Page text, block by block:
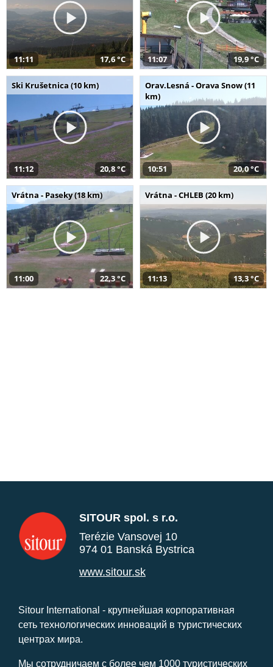
11:11 17,6 °C 11:07 19,9 °C
Ski Krušetnica (10 km)
11:12 20,8 °C
Orav.Lesná - Orava Snow (11
km)
10:51 20,0 °C
Vrátna - Paseky (18 km)
11:00 22,3 °C
Vrátna - CHLEB (20 km)
11:13 13,3 °C
SITOUR spol. s r.o.
Terézie Vansovej 10
974 01 Banská Bystrica
www.sitour.sk
Sitour International - крупнейшая корпоративная
сеть технологических инноваций в туристических
центрах мира.
Мы сотрудничаем с более чем 1000 туристических